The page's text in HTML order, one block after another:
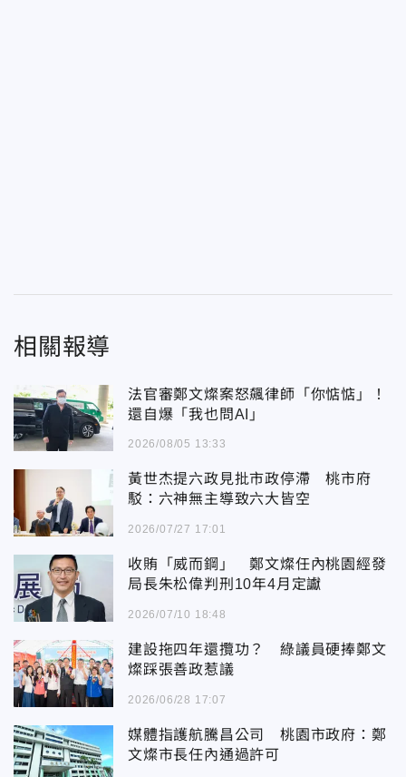
相關報導
法官審鄭文燦案怒飆律師「你惦惦」！
還自爆「我也問AI」
2026/08/05 13:33
黃世杰提六政見批市政停滯 桃市府
駁：六神無主導致六大皆空
2026/07/27 17:01
收賄「威而鋼」 鄭文燦任內桃園經發
局長朱松偉判刑10年4月定讞
2026/07/10 18:48
建設拖四年還攬功？ 綠議員硬捧鄭文
燦踩張善政惹議
2026/06/28 17:07
媒體指護航騰昌公司 桃園市政府：鄭
文燦市長任內通過許可